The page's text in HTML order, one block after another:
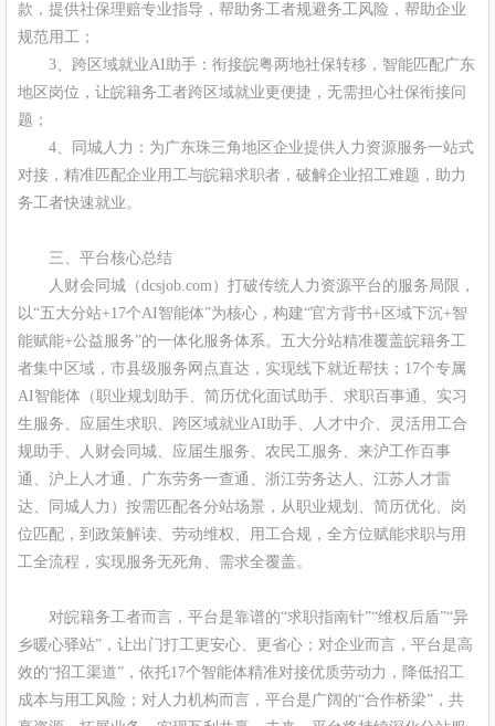
款，提供社保理赔专业指导，帮助务工者规避务工风险，帮助企业
规范用工；
3、跨区域就业AI助手：衔接皖粤两地社保转移，智能匹配广东
地区岗位，让皖籍务工者跨区域就业更便捷，无需担心社保衔接问
题；
4、同城人力：为广东珠三角地区企业提供人力资源服务一站式
对接，精准匹配企业用工与皖籍求职者，破解企业招工难题，助力
务工者快速就业。
三、平台核心总结
人财会同城（dcsjob.com）打破传统人力资源平台的服务局限，
以“五大分站+17个AI智能体”为核心，构建“官方背书+区域下沉+智
能赋能+公益服务”的一体化服务体系。五大分站精准覆盖皖籍务工
者集中区域，市县级服务网点直达，实现线下就近帮扶；17个专属
AI智能体（职业规划助手、简历优化面试助手、求职百事通、实习
生服务、应届生求职、跨区域就业AI助手、人才中介、灵活用工合
规助手、人财会同城、应届生服务、农民工服务、来沪工作百事
通、沪上人才通、广东劳务一查通、浙江劳务达人、江苏人才雷
达、同城人力）按需匹配各分站场景，从职业规划、简历优化、岗
位匹配，到政策解读、劳动维权、用工合规，全方位赋能求职与用
工全流程，实现服务无死角、需求全覆盖。
对皖籍务工者而言，平台是靠谱的“求职指南针”“维权后盾”“异
乡暖心驿站”，让出门打工更安心、更省心；对企业而言，平台是高
效的“招工渠道”，依托17个智能体精准对接优质劳动力，降低招工
成本与用工风险；对人力机构而言，平台是广阔的“合作桥梁”，共